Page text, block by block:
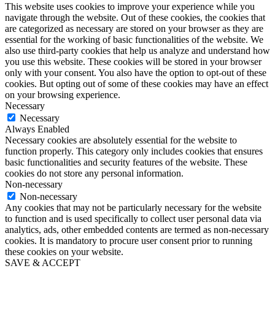
This website uses cookies to improve your experience while you
navigate through the website. Out of these cookies, the cookies that
are categorized as necessary are stored on your browser as they are
essential for the working of basic functionalities of the website. We
also use third-party cookies that help us analyze and understand how
you use this website. These cookies will be stored in your browser
only with your consent. You also have the option to opt-out of these
cookies. But opting out of some of these cookies may have an effect
on your browsing experience.
Necessary
Necessary
Always Enabled
Necessary cookies are absolutely essential for the website to
function properly. This category only includes cookies that ensures
basic functionalities and security features of the website. These
cookies do not store any personal information.
Non-necessary
Non-necessary
Any cookies that may not be particularly necessary for the website
to function and is used specifically to collect user personal data via
analytics, ads, other embedded contents are termed as non-necessary
cookies. It is mandatory to procure user consent prior to running
these cookies on your website.
SAVE & ACCEPT